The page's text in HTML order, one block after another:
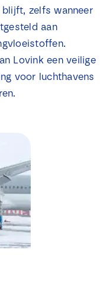
zelfs wanneer
aan
Lovink een veilige
voor luchthavens